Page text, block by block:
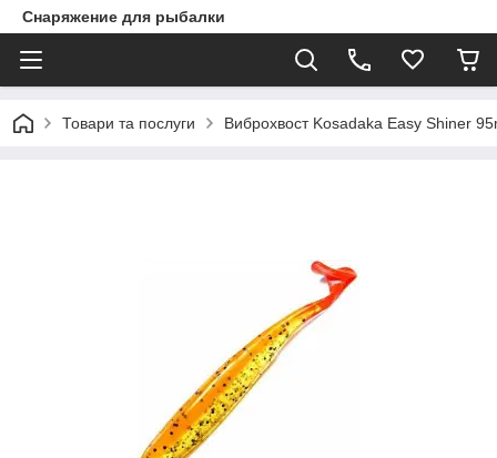
Снаряжение для рыбалки
Товари та послуги Виброхвост Kosadaka Easy Shiner